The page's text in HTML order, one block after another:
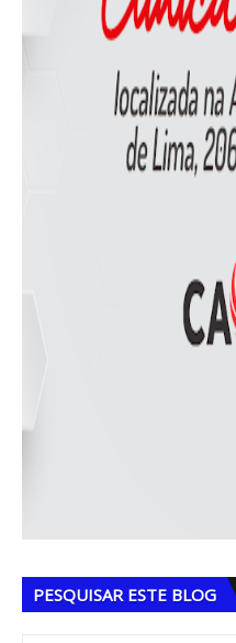
PESQUISAR ESTE BLOG